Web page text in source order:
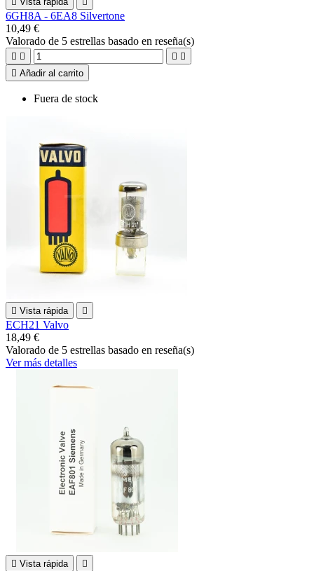
6GH8A - 6EA8 Silvertone
10,49 €
Valorado de 5 estrellas basado en reseña(s)
   
 Añadir al carrito
Fuera de stock
 Vista rápida 
ECH21 Valvo
18,49 €
Valorado de 5 estrellas basado en reseña(s)
Ver más detalles
 Vista rápida 